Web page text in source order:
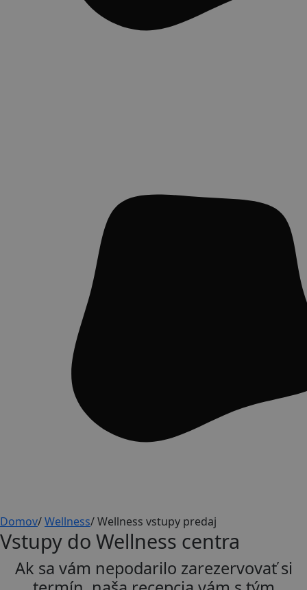
Domov/Wellness/Wellness vstupy predaj
Vstupy do Wellness centra
Ak sa vám nepodarilo zarezervovať si